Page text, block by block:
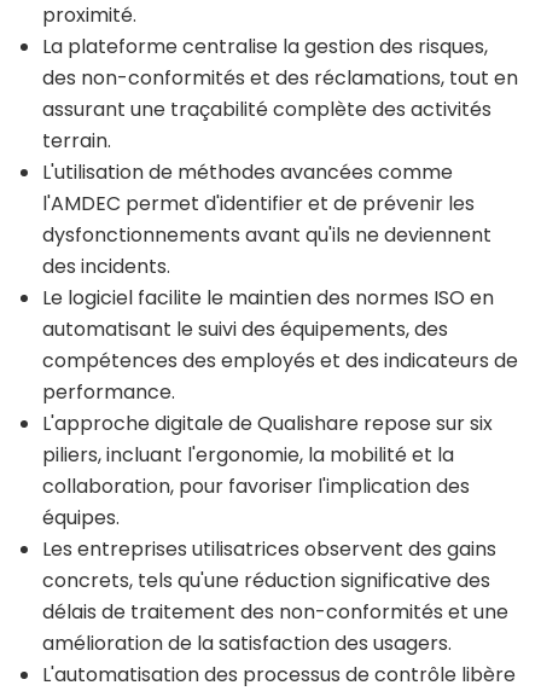
proximité.
La plateforme centralise la gestion des risques,
des non-conformités et des réclamations, tout en
assurant une traçabilité complète des activités
terrain.
L'utilisation de méthodes avancées comme
l'AMDEC permet d'identifier et de prévenir les
dysfonctionnements avant qu'ils ne deviennent
des incidents.
Le logiciel facilite le maintien des normes ISO en
automatisant le suivi des équipements, des
compétences des employés et des indicateurs de
performance.
L'approche digitale de Qualishare repose sur six
piliers, incluant l'ergonomie, la mobilité et la
collaboration, pour favoriser l'implication des
équipes.
Les entreprises utilisatrices observent des gains
concrets, tels qu'une réduction significative des
délais de traitement des non-conformités et une
amélioration de la satisfaction des usagers.
L'automatisation des processus de contrôle libère